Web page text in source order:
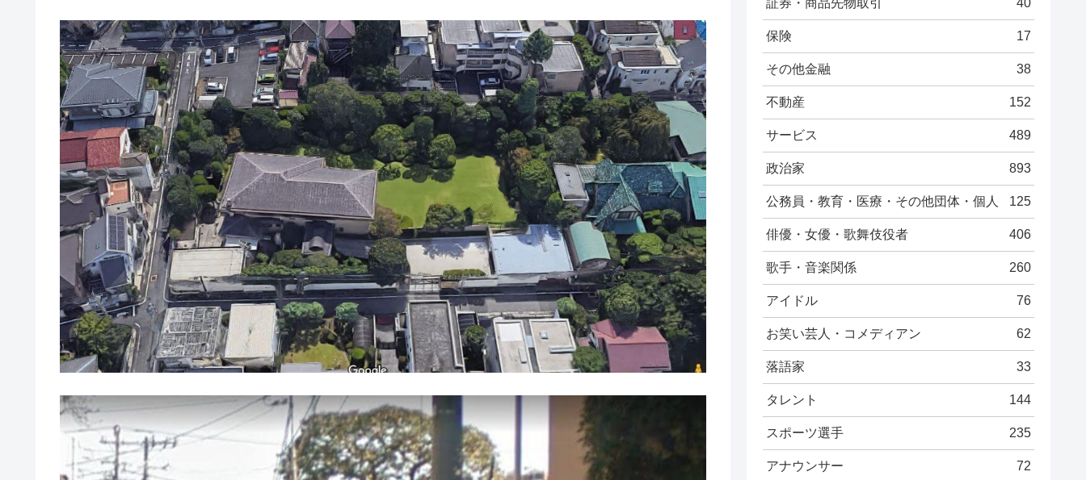
保険 17
その他金融 38
不動産 152
サービス 489
政治家 893
公務員・教育・医療・その他団体・個人 125
俳優・女優・歌舞伎役者 406
歌手・音楽関係 260
アイドル 76
お笑い芸人・コメディアン 62
落語家 33
タレント 144
スポーツ選手 235
アナウンサー 72